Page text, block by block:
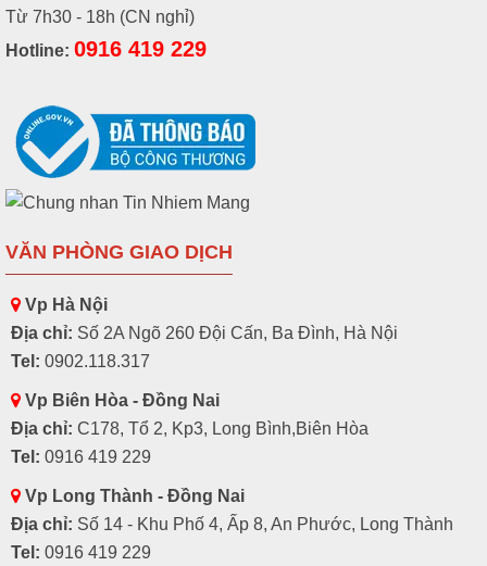
Từ 7h30 - 18h (CN nghỉ)
Hotline: 0916 419 229
VĂN PHÒNG GIAO DỊCH
Vp Hà Nội
Địa chỉ: Số 2A Ngõ 260 Đội Cấn, Ba Đình, Hà Nội
Tel: 0902.118.317
Vp Biên Hòa - Đồng Nai
Địa chỉ: C178, Tổ 2, Kp3, Long Bình,Biên Hòa
Tel: 0916 419 229
Vp Long Thành - Đồng Nai
Địa chỉ: Số 14 - Khu Phố 4, Ấp 8, An Phước, Long Thành
Tel: 0916 419 229